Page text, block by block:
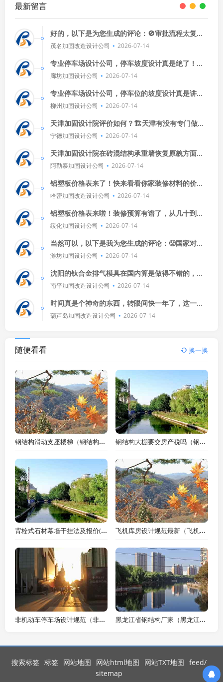
最新留言
好的，以下是为您生成的评论：🚫审批流程太复杂
了！从提交申请到拿到许可，得花不少时间和精
茂名加固改造设计公司 2026-07-14
专业停车场设计公司，停车坡度设计真是绝了！👍
他们不仅考虑了美观，还兼顾了实用性。🚗💨每次
廊坊加固设计公司 2026-07-14
专业停车场设计公司，停车位的坡度设计真是讲
究！🔐想知道14年速腾后点烟器用一个保险丝吗？
柳州加固设计公司 2026-07-14
天津加固设计院评价如何？🏗️天津有没有专门做砖
混结构承重墙恢复原貌补救的公司？🔍🤔
宁德加固设计公司 2026-07-14
天津加固设计院在砖混结构承重墙恢复原貌方面做
得不错，有专业的团队和丰富的经验，天津市施邦
阿勒泰加固设计公司 2026-07-14
铝塑板价格表来了！快来看看你家装修材料的价格
怎么样，从几十到几百不等，总有一款适合你，别
哈密加固改造设计公司 2026-07-14
铝塑板价格表来啦！装修预算有谱了，从几十到几
百不等，看你怎么选，想知道具体价格？直接问我
绥化加固设计公司 2026-07-14
当然可以，以下是我为您生成的评论：😤国家对别
墅擅自挖掘地下室有严格规定，低层业主挖地下室
潍坊加固设计公司 2026-07-14
沈阳的钛合金排气模具在国内算是做得不错的，但
具体哪些厂做得好，我不太确定，不过，这些厂每
南平加固改造设计公司 2026-07-14
时间真是个神奇的东西，转眼间快一年了，这一年
里，我们经历了许多事情，有欢笑也有泪水，但无
葫芦岛加固改造设计公司 2026-07-14
随便看看 换一换
钢结构滑动支座楼梯（钢结构楼梯 滑动支座连接） 钢结构大棚要交房产税吗（钢结构大棚要交房产税吗多少钱）
背栓式石材幕墙干挂法及报价(背栓式干挂石材安装规范及要求) 飞机库房设计规范最新（飞机库房设计规范最新版）
非机动车停车场设计规范（非机动车停车场设计规范2020） 黑龙江省钢结构厂家（黑龙江钢结构厂家前10强）
搜索标签 标签 网站地图 网站html地图 网站TXT地图 feed/
sitemap